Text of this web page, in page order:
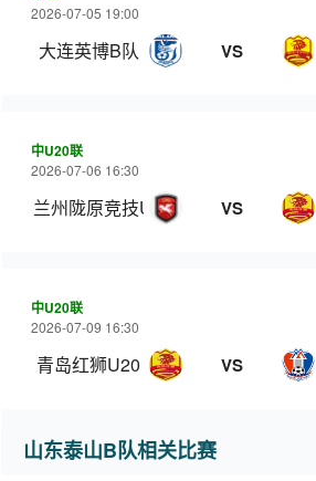
2026-07-05 19:00
大连英博B队 VS
中U20联
2026-07-06 16:30
兰州陇原竞技U20 VS
中U20联
2026-07-09 16:30
青岛红狮U20 VS
山东泰山B队相关比赛